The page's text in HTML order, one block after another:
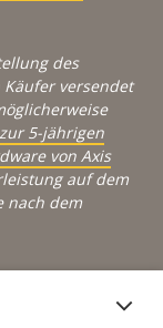
des
versendet
5-jährigen
von Axis
auf dem
nach dem